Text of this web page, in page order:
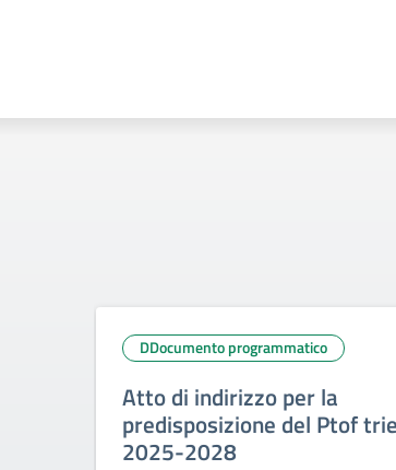
DDocumento programmatico
Atto di indirizzo per la
predisposizione del Ptof
2025-2028